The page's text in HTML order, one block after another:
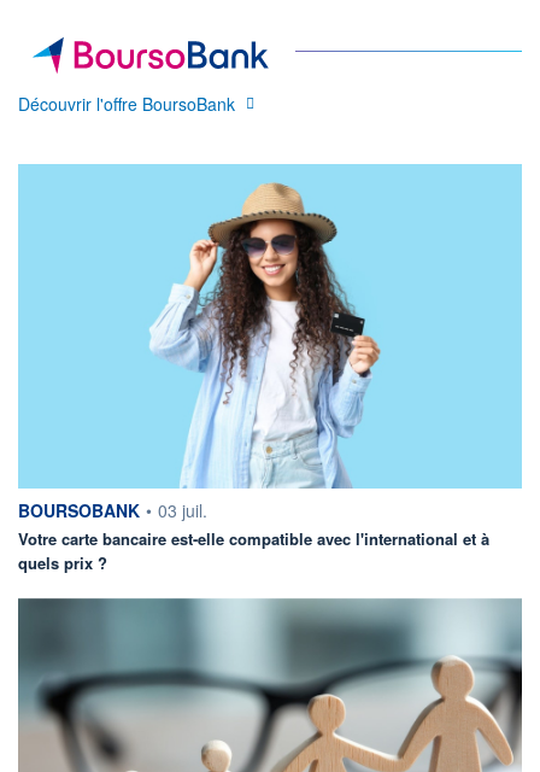
Découvrir l'offre BoursoBank
information fournie par
BOURSOBANK • 03 juil.
Votre carte bancaire est-elle compatible avec l'international et à
quels prix ?